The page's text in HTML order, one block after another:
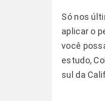
Só nos
aplicar o
você
estudo,
sul da